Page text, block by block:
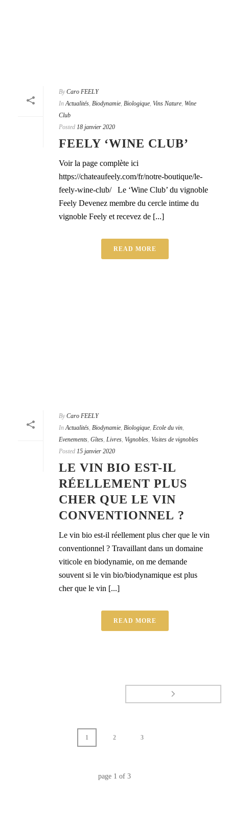
By Caro FEELY
In Actualités, Biodynamie, Biologique, Vins Nature, Wine
Club
Posted 18 janvier 2020
FEELY ‘WINE CLUB’
Voir la page complète ici
https://chateaufeely.com/fr/notre-boutique/le-
feely-wine-club/ Le ‘Wine Club’ du vignoble
Feely Devenez membre du cercle intime du
vignoble Feely et recevez de [...]
READ MORE
By Caro FEELY
In Actualités, Biodynamie, Biologique, Ecole du vin,
Evenements, Gîtes, Livres, Vignobles, Visites de vignobles
Posted 15 janvier 2020
LE VIN BIO EST-IL
RÉELLEMENT PLUS
CHER QUE LE VIN
CONVENTIONNEL ?
Le vin bio est-il réellement plus cher que le vin
conventionnel ? Travaillant dans un domaine
viticole en biodynamie, on me demande
souvent si le vin bio/biodynamique est plus
cher que le vin [...]
READ MORE
1 2 3
page 1 of 3